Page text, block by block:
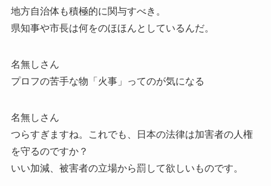
地方自治体も積極的に関与すべき。
県知事や市長は何をのほほんとしているんだ。
名無しさん
プロフの苦手な物「火事」ってのが気になる
名無しさん
つらすぎますね。これでも、日本の法律は加害者の人権
を守るのですか？
いい加減、被害者の立場から罰して欲しいものです。